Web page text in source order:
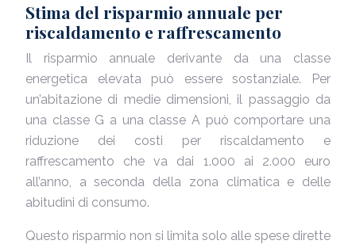
Stima del risparmio annuale per
riscaldamento e raffrescamento
Il risparmio annuale derivante da una classe
energetica elevata può essere sostanziale. Per
un’abitazione di medie dimensioni, il passaggio da
una classe G a una classe A può comportare una
riduzione dei costi per riscaldamento e
raffrescamento che va dai 1.000 ai 2.000 euro
all’anno, a seconda della zona climatica e delle
abitudini di consumo.
Questo risparmio non si limita solo alle spese dirette